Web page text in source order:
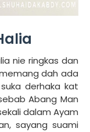
nie ringkas dan
dah ada
derhaka kat
Abang Man
dalam Ayam
sayang suami